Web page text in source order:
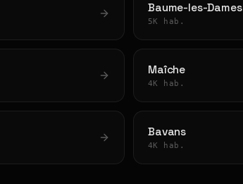
Baume-les-Dames
5K hab.
Maîche
4K hab.
Bavans
4K hab.